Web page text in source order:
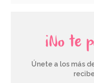
¡No te
Únete a los más